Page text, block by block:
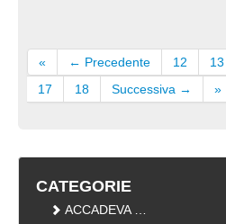
« ← Precedente 12 13
17
18 Successiva → »
CATEGORIE
ACCADEVA …